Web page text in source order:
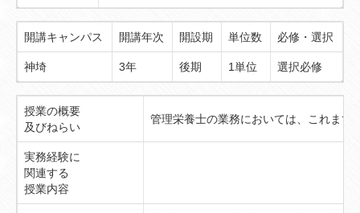
開講キャンパス 開講年次 開設期 単位数 必修・選択
神埼 3年 後期 1単位 選択必修
授業の概要
及びねらい
管理栄養士の業務においては、これまで
実務経験に
関連する
授業内容